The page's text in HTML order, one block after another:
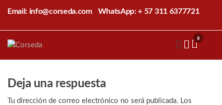
contenido
Email: info@corseda.com WhatsApp: + 57 311 6377721
sericultura
0
Deja una respuesta
Tu dirección de correo electrónico no será publicada. Los